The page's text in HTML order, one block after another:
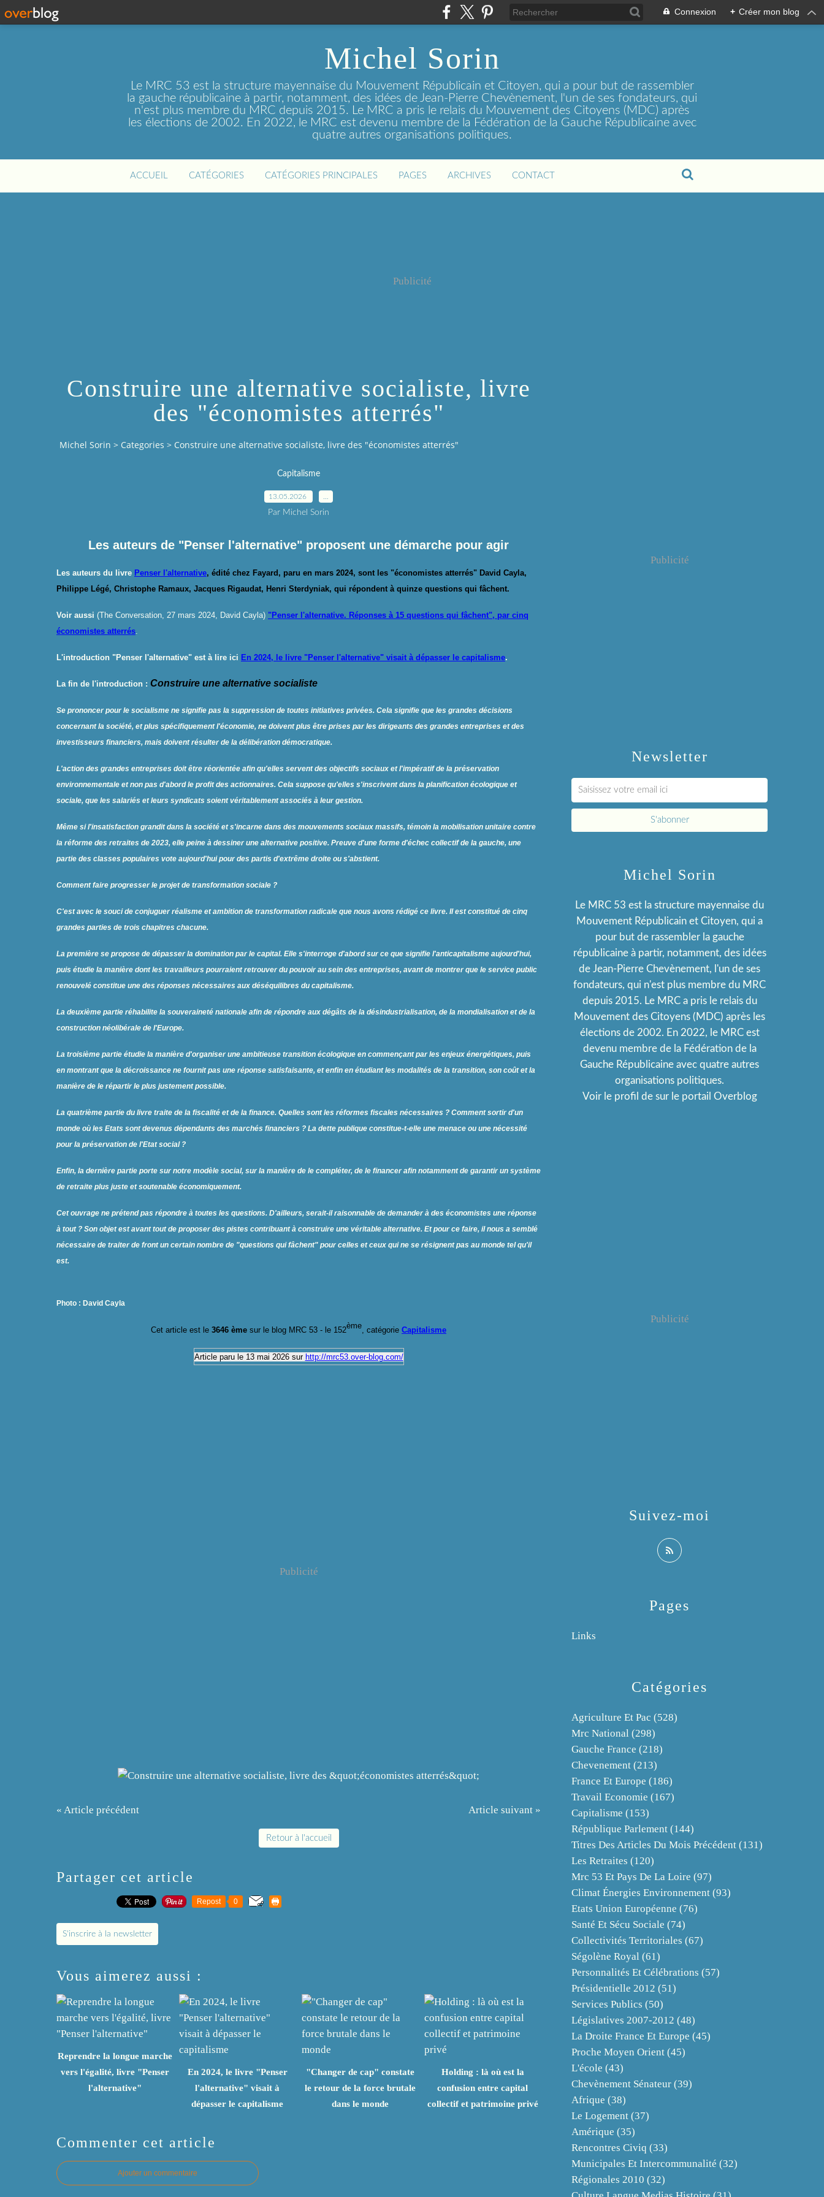
Connexion + Créer mon blog
Michel Sorin
Le MRC 53 est la structure mayennaise du Mouvement Républicain et Citoyen, qui a pour but de rassembler
la gauche républicaine à partir, notamment, des idées de Jean-Pierre Chevènement, l'un de ses fondateurs, qui
n'est plus membre du MRC depuis 2015. Le MRC a pris le relais du Mouvement des Citoyens (MDC) après
les élections de 2002. En 2022, le MRC est devenu membre de la Fédération de la Gauche Républicaine avec
quatre autres organisations politiques.
ACCUEIL CATÉGORIES CATÉGORIES PRINCIPALES PAGES ARCHIVES CONTACT
Publicité
Construire une alternative socialiste, livre
des "économistes atterrés"
Michel Sorin > Categories > Construire une alternative socialiste, livre des "économistes atterrés"
Capitalisme
13.05.2026
Par Michel Sorin
Les auteurs de "Penser l'alternative" proposent une démarche pour agir
Les auteurs du livre Penser l'alternative, édité chez Fayard, paru en mars 2024, sont les "économistes atterrés" David Cayla,
Philippe Légé, Christophe Ramaux, Jacques Rigaudat, Henri Sterdyniak, qui répondent à quinze questions qui fâchent.
Voir aussi (The Conversation, 27 mars 2024, David Cayla) "Penser l'alternative. Réponses à 15 questions qui fâchent", par cinq
économistes atterrés
L'introduction "Penser l'alternative" est à lire ici En 2024, le livre "Penser l'alternative" visait à dépasser le capitalisme.
La fin de l'introduction : Construire une alternative socialiste
Se prononcer pour le socialisme ne signifie pas la suppression de toutes initiatives privées. Cela signifie que les grandes décisions
concernant la société, et plus spécifiquement l'économie, ne doivent plus être prises par les dirigeants des grandes entreprises et des
investisseurs financiers, mais doivent résulter de la délibération démocratique.
L'action des grandes entreprises doit être réorientée afin qu'elles servent des objectifs sociaux et l'impératif de la préservation
environnementale et non pas d'abord le profit des actionnaires. Cela suppose qu'elles s'inscrivent dans la planification écologique et
sociale, que les salariés et leurs syndicats soient véritablement associés à leur gestion.
Même si l'insatisfaction grandit dans la société et s'incarne dans des mouvements sociaux massifs, témoin la mobilisation unitaire contre
la réforme des retraites de 2023, elle peine à dessiner une alternative positive. Preuve d'une forme d'échec collectif de la gauche, une
partie des classes populaires vote aujourd'hui pour des partis d'extrême droite ou s'abstient.
Comment faire progresser le projet de transformation sociale ?
C'est avec le souci de conjuguer réalisme et ambition de transformation radicale que nous avons rédigé ce livre. Il est constitué de cinq
grandes parties de trois chapitres chacune.
La première se propose de dépasser la domination par le capital. Elle s'interroge d'abord sur ce que signifie l'anticapitalisme aujourd'hui,
puis étudie la manière dont les travailleurs pourraient retrouver du pouvoir au sein des entreprises, avant de montrer que le service public
renouvelé constitue une des réponses nécessaires aux déséquilibres du capitalisme.
La deuxième partie réhabilite la souveraineté nationale afin de répondre aux dégâts de la désindustrialisation, de la mondialisation et de la
construction néolibérale de l'Europe.
La troisième partie étudie la manière d'organiser une ambitieuse transition écologique en commençant par les enjeux énergétiques, puis
en montrant que la décroissance ne fournit pas une réponse satisfaisante, et enfin en étudiant les modalités de la transition, son coût et la
manière de le répartir le plus justement possible.
La quatrième partie du livre traite de la fiscalité et de la finance. Quelles sont les réformes fiscales nécessaires ? Comment sortir d'un
monde où les Etats sont devenus dépendants des marchés financiers ? La dette publique constitue-t-elle une menace ou une nécessité
pour la préservation de l'Etat social ?
Enfin, la dernière partie porte sur notre modèle social, sur la manière de le compléter, de le financer afin notamment de garantir un système
de retraite plus juste et soutenable économiquement.
Cet ouvrage ne prétend pas répondre à toutes les questions. D'ailleurs, serait-il raisonnable de demander à des économistes une réponse
à tout ? Son objet est avant tout de proposer des pistes contribuant à construire une véritable alternative. Et pour ce faire, il nous a semblé
nécessaire de traiter de front un certain nombre de "questions qui fâchent" pour celles et ceux qui ne se résignent pas au monde tel qu'il
est.
Photo : David Cayla
Cet article est le 3646 ème sur le blog MRC 53 - le 152ème , catégorie Capitalisme
Article paru le 1 3mai 2026 sur http://mrc53.over-blog.com/
Publicité
« Article précédent Article suivant »
Retour à l'accueil
Partager cet article
Repost 0
S'inscrire à la newsletter
Vous aimerez aussi :
Reprendre la longue marche
vers l'égalité, livre "Penser
l'alternative"
En 2024, le livre "Penser
l'alternative" visait à
dépasser le capitalisme
"Changer de cap" constate
le retour de la force brutale
dans le monde
Holding : là où est la
confusion entre capital
collectif et patrimoine privé
Commenter cet article
Ajouter un commentaire
Newsletter
Publicité
Catégories
Agriculture Et Pac (528)
Mrc National (298)
Gauche France (218)
Chevenement (213)
France Et Europe (186)
Travail Economie (167)
Capitalisme (153)
République Parlement (144)
Titres Des Articles Du Mois Précédent (131)
Les Retraites (120)
Mrc 53 Et Pays De La Loire (97)
Climat Énergies Environnement (93)
Etats Union Européenne (76)
Santé Et Sécu Sociale (74)
Collectivités Territoriales (67)
Ségolène Royal (61)
Personnalités Et Célébrations (57)
Présidentielle 2012 (51)
Services Publics (50)
Législatives 2007-2012 (48)
La Droite France Et Europe (45)
Proche Moyen Orient (45)
L'école (43)
Chevènement Sénateur (39)
Afrique (38)
Le Logement (37)
Amérique (35)
Rencontres Civiq (33)
Municipales Et Intercommunalité (32)
Régionales 2010 (32)
Pages
Links
Michel Sorin
Le MRC 53 est la structure mayennaise du
Mouvement Républicain et Citoyen, qui a
pour but de rassembler la gauche
républicaine à partir, notamment, des idées
de Jean-Pierre Chevènement, l'un de ses
fondateurs, qui n'est plus membre du MRC
depuis 2015. Le MRC a pris le relais du
Mouvement des Citoyens (MDC) après les
élections de 2002. En 2022, le MRC est
devenu membre de la Fédération de la
Gauche Républicaine avec quatre autres
organisations politiques.
Voir le profil de sur le portail Overblog
Suivez-moi
Publicité